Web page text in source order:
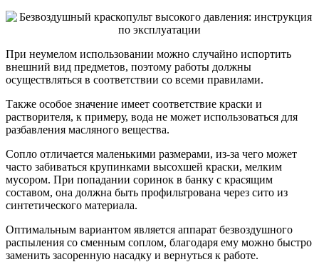
При неумелом использовании можно случайно испортить
внешний вид предметов, поэтому работы должны
осуществляться в соответствии со всеми правилами.
Также особое значение имеет соответствие краски и
растворителя, к примеру, вода не может использоваться для
разбавления масляного вещества.
Сопло отличается маленькими размерами, из-за чего может
часто забиваться крупинками высохшей краски, мелким
мусором. При попадании соринок в банку с красящим
составом, она должна быть профильтрована через сито из
синтетического материала.
Оптимальным вариантом является аппарат безвоздушного
распыления со сменным соплом, благодаря ему можно быстро
заменить засоренную насадку и вернуться к работе.